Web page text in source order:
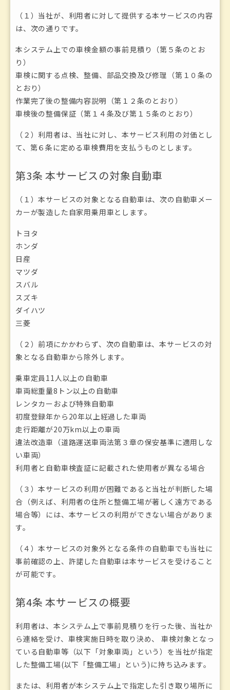
（１）当社が、利用者に対して提供する本サービスの内容
は、次の通りです。
本システム上での車検金額の事前見積り（第５条のとお
り）
車検に関する点検、整備、部品交換及び修理（第１０条の
とおり）
作業完了後の整備内容説明（第１２条のとおり）
車検後の整備保証（第１４条及び第１５条のとおり）
（２）利用者は、当社に対し、本サービス利用の対価とし
て、第６条に定める車検費用を支払うものとします。
第3条 本サービスの対象自動車
（１）本サービスの対象となる自動車は、次の自動車メー
カーが製造した自家用乗用車とします。
トヨタ
ホンダ
日産
マツダ
スバル
スズキ
ダイハツ
三菱
（２）前項にかかわらず、次の自動車は、本サービスの対
象となる自動車から除外します。
乗車定員11人以上の自動車
車両総重量8トン以上の自動車
レンタカーおよび特殊自動車
初度登録年から20年以上経過した車両
走行距離が20万km以上の車両
違法改造車（道路運送車両法第３章の保安基準に適用しな
い車両）
利用者と自動車検査証に記載された使用者が異なる場合
（３）本サービスの利用が困難であると当社が判断した場
合（例えば、利用者の住所と整備工場が著しく遠方である
場合等）には、本サービスの利用ができない場合がありま
す。
（４）本サービスの対象外となる条件の自動車でも当社に
事前確認の上、許諾した自動車は本サービスを受けること
が可能です。
第4条 本サービスの概要
利用者は、本システム上で事前見積りを行った後、当社か
ら連絡を受け、車検実施日時を取り決め、 車検対象となっ
ている自動車等（以下「対象車両」という）を当社が指定
した整備工場(以下「整備工場」という)に持ち込みます。
または、利用者が本システム上で指定した引き取り場所に